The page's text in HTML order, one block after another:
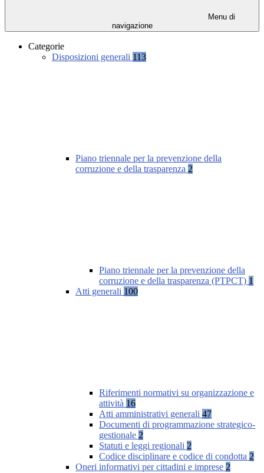
Menu di
navigazione
Categorie
Disposizioni generali 113
Piano triennale per la prevenzione della
corruzione e della trasparenza 2
Piano triennale per la prevenzione della
corruzione e della trasparenza (PTPCT) 1
Atti generali 100
Riferimenti normativi su organizzazione e
attività 16
Atti amministrativi generali 47
Documenti di programmazione strategico-
gestionale 2
Statuti e leggi regionali 2
Codice disciplinare e codice di condotta 2
Oneri informativi per cittadini e imprese 2